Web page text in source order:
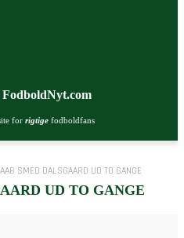
for rigtige fodboldfans
AAB SMED DALSGAARD UD TO GANGE
UD TO GANGE